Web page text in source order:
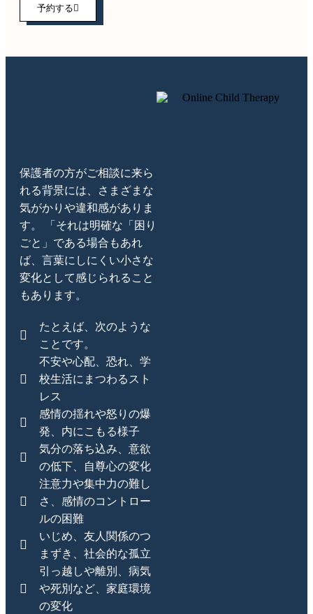
予約する
保護者の方がご相談に来ら
れる背景には、さまざまな
気がかりや違和感がありま
す。 「それは明確な「困り
ごと」である場合もあれ
ば、言葉にしにくい小さな
変化として感じられること
もあります。
たとえば、次のような
ことです。
不安や心配、恐れ、学
校生活にまつわるスト
レス
感情の揺れや怒りの爆
発、内にこもる様子
気分の落ち込み、意欲
の低下、自尊心の変化
注意力や集中力の難し
さ、感情のコントロー
ルの困難
いじめ、友人関係のつ
まずき、社会的な孤立
引っ越しや離別、病気
や死別など、家庭環境
の変化